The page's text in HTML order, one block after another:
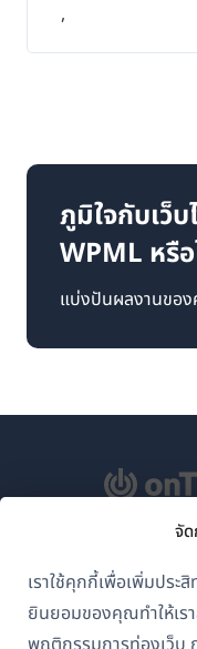
จั
เราใช้คุกกี้เพื่อเพิ่มประ
ยินยอมของคุณทำให้เร
,
ภูมิใจกับเว็
WPML หรื
แบ่งปันผลงานขอ
GDPR แ